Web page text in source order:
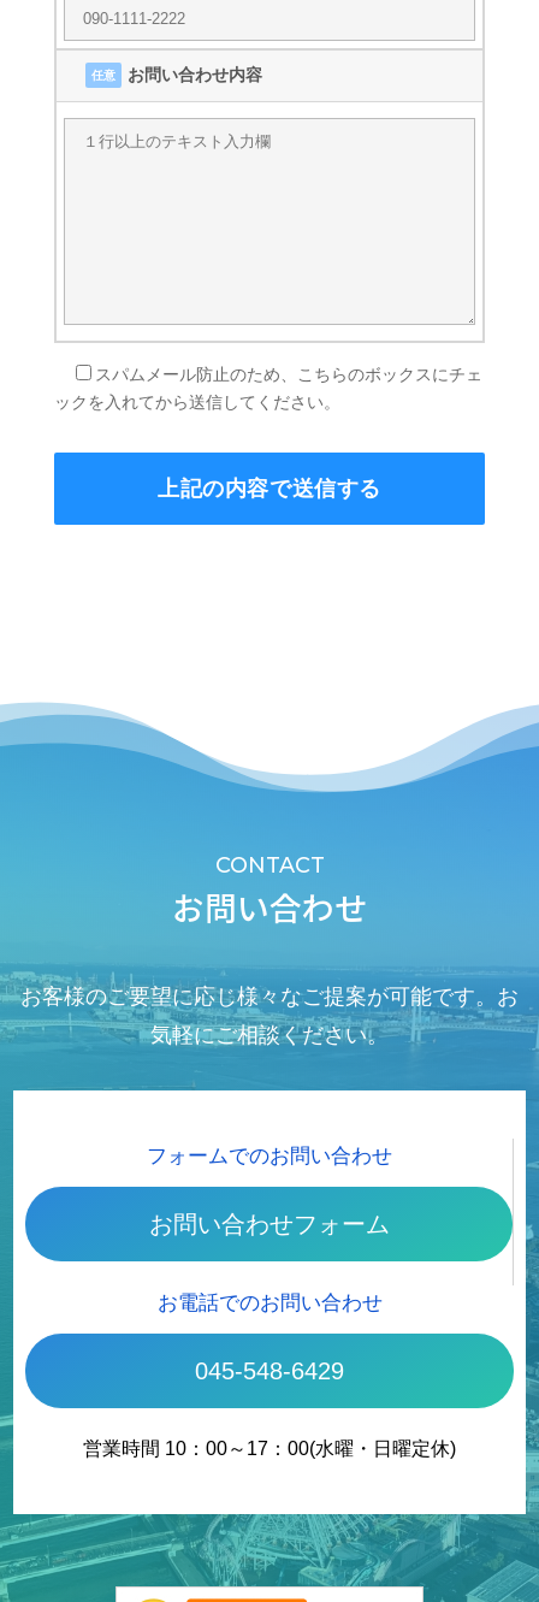
任意 お問い合わせ内容
スパムメール防止のため、こちらのボックスにチェ
ックを入れてから送信してください。
CONTACT
お問い合わせ
お客様のご要望に応じ様々なご提案が可能です。お
気軽にご相談ください。
フォームでのお問い合わせ
お問い合わせフォーム
お電話でのお問い合わせ
045-548-6429
営業時間 10：00～17：00(水曜・日曜定休)